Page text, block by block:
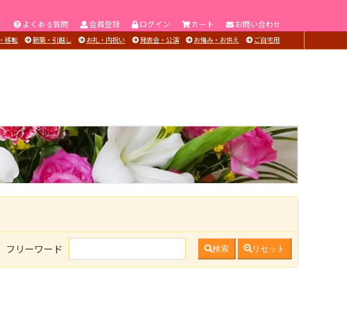
よくある質問 会員登録 ログイン カート お問い合わせ
移転 新築・引越し お礼・内祝い 発表会・公演 お悔み・お供え ご自宅用
フリーワード 検索 リセット